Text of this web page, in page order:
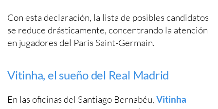
Con esta declaración, la lista de posibles candidatos
se reduce drásticamente, concentrando la atención
en jugadores del Paris Saint-Germain.
Vitinha, el sueño del Real Madrid
En las oficinas del Santiago Bernabéu, Vitinha